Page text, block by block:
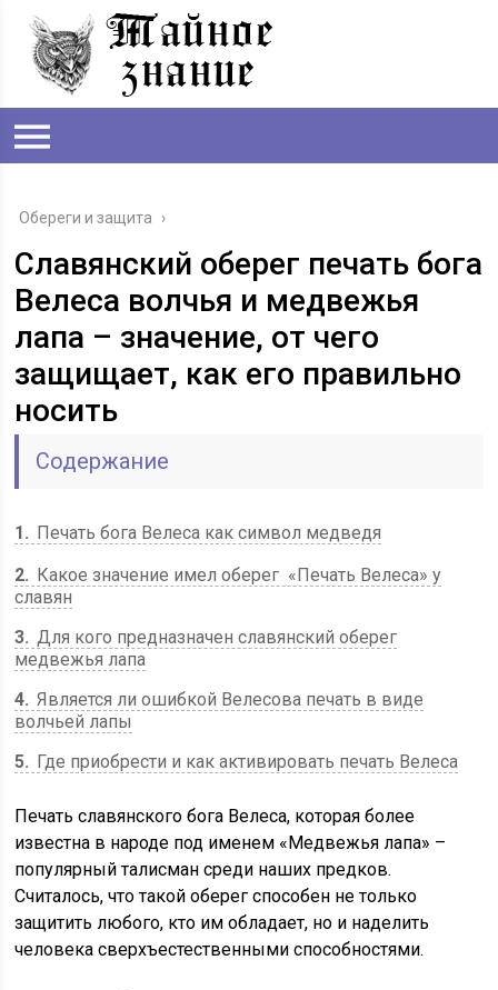
Обереги и защита ›
Славянский оберег печать бога
Велеса волчья и медвежья
лапа – значение, от чего
защищает, как его правильно
носить
Содержание
1
Печать бога Велеса как символ медведя
2
Какое значение имел оберег «Печать Велеса» у
славян
3 Для кого предназначен славянский оберег
медвежья лапа
4 Является ли ошибкой Велесова печать в виде
волчьей лапы
5
Где приобрести и как активировать печать Велеса
Печать славянского бога Велеса, которая более
известна в народе под именем «Медвежья лапа» –
популярный талисман среди наших предков.
Считалось, что такой оберег способен не только
защитить любого, кто им обладает, но и наделить
человека сверхъестественными способностями.